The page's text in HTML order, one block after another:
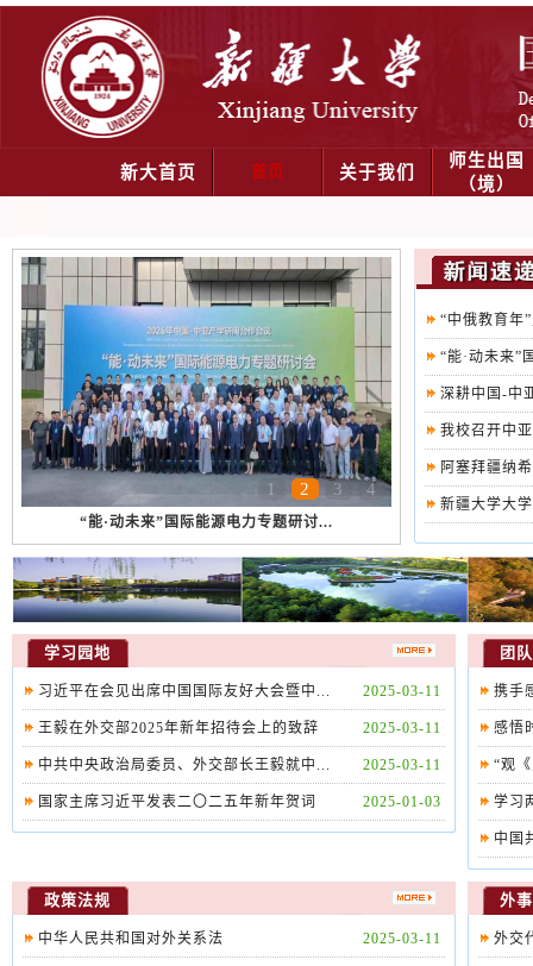
新大首页 首页 关于我们
师生出国
（境）
1 2 3 4
深耕中国-中亚能源电力合作 我校在...
“中俄教育年
“能·动未来”
深耕中国-中
我校召开中
阿塞拜疆纳
新疆大学大
学习园地
习近平在会见出席中国国际友好大会暨中... 2025-03-11
王毅在外交部2025年新年招待会上的致辞 2025-03-11
中共中央政治局委员、外交部长王毅就中... 2025-03-11
国家主席习近平发表二〇二五年新年贺词 2025-01-03
团
携手
感悟
“观
学习
中国
政策法规
中华人民共和国对外关系法 2025-03-11
外
外交